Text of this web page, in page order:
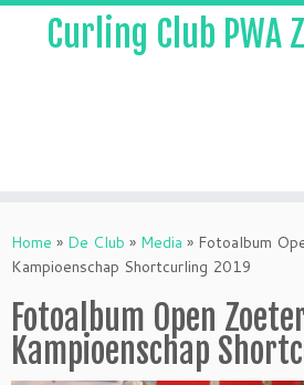
to
content
Curling Club PWA
Home » De Club » Media » Fotoalbum
Kampioenschap Shortcurling 2019
Fotoalbum Open
Kampioenschap